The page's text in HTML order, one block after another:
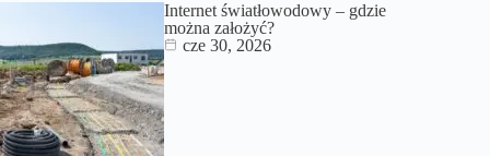
Internet światłowodowy – gdzie
można założyć?
cze 30, 2026